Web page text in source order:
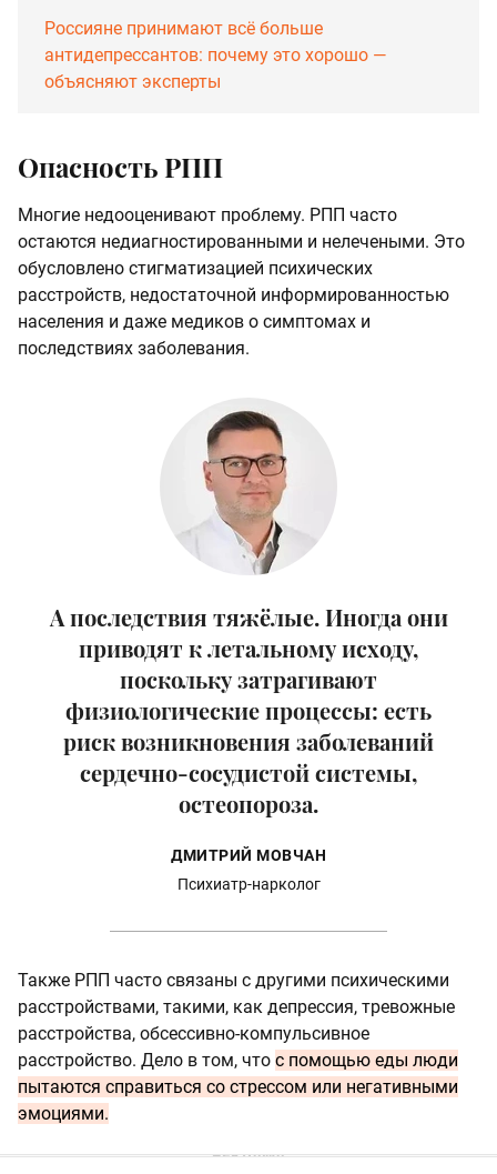
Россияне принимают всё больше
антидепрессантов: почему это хорошо —
объясняют эксперты
Опасность РПП
Многие недооценивают проблему. РПП часто
остаются недиагностированными и нелечеными. Это
обусловлено стигматизацией психических
расстройств, недостаточной информированностью
населения и даже медиков о симптомах и
последствиях заболевания.
А последствия тяжёлые. Иногда они
приводят к летальному исходу,
поскольку затрагивают
физиологические процессы: есть
риск возникновения заболеваний
сердечно-сосудистой системы,
остеопороза.
ДМИТРИЙ МОВЧАН
Психиатр-нарколог
Также РПП часто связаны с другими психическими
расстройствами, такими, как депрессия, тревожные
расстройства, обсессивно-компульсивное
расстройство. Дело в том, что с помощью еды люди
пытаются справиться со стрессом или негативными
эмоциями.